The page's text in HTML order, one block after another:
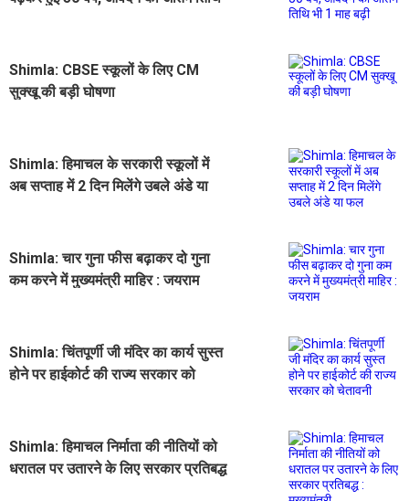
Shimla: CBSE स्कूलों के लिए CM
सुक्खू की बड़ी घोषणा
Shimla: हिमाचल के सरकारी स्कूलों में
अब सप्ताह में 2 दिन मिलेंगे उबले अंडे या
Shimla: चार गुना फीस बढ़ाकर दो गुना
कम करने में मुख्यमंत्री माहिर : जयराम
Shimla: चिंतपूर्णी जी मंदिर का कार्य सुस्त
होने पर हाईकोर्ट की राज्य सरकार को
Shimla: हिमाचल निर्माता की नीतियों को
धरातल पर उतारने के लिए सरकार प्रतिबद्ध